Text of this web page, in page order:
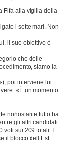
Fifa alla vigilia della
i sette mari. Non
il suo obiettivo è
che delle
siamo la
poi interviene lui
«È un momento
nonostante tutto ha
gli altri candidati
sui 209 totali. I
il blocco dell’Est